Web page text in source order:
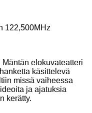
122,500MHz
elokuvateatteri
käsittelevä
missä vaiheessa
ja ajatuksia
kerätty.